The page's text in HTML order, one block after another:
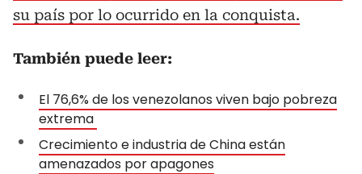
su país por lo ocurrido en la conquista.
También puede leer:
El 76,6% de los venezolanos viven bajo pobreza
extrema
Crecimiento e industria de China están
amenazados por apagones